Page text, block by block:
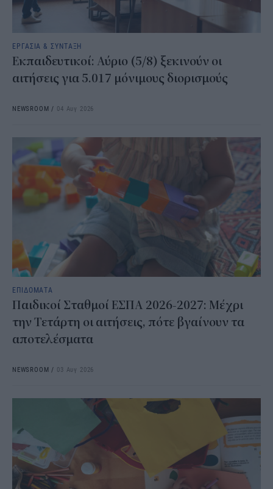
ΕΡΓΑΣΙΑ & ΣΥΝΤΑΞΗ
Εκπαιδευτικοί: Αύριο (5/8) ξεκινούν οι
αιτήσεις για 5.017 μόνιμους διορισμούς
NEWSROOM / 04 Αυγ 2026
ΕΠΙΔΟΜΑΤΑ
Παιδικοί Σταθμοί ΕΣΠΑ 2026-2027: Μέχρι
την Τετάρτη οι αιτήσεις, πότε βγαίνουν τα
αποτελέσματα
NEWSROOM / 03 Αυγ 2026